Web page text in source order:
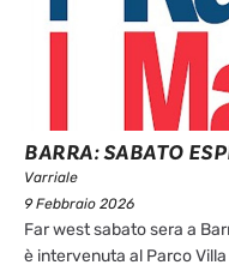
BARRA: SABATO
Varriale
9 Febbraio 2026
Far west sabato sera a
è intervenuta al Parco